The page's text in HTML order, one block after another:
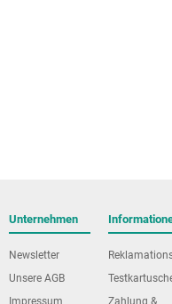
Unternehmen
Newsletter
Unsere AGB